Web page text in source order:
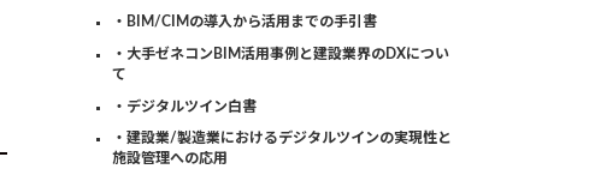
・BIM/CIMの導入から活用までの手引書
・大手ゼネコンBIM活用事例と建設業界のDXについ
て
・デジタルツイン白書
・建設業/製造業におけるデジタルツインの実現性と
施設管理への応用